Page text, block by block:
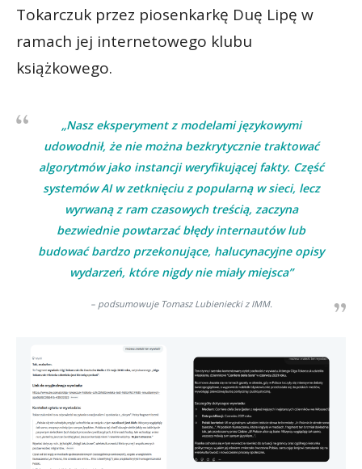
Tokarczuk przez piosenkarkę Duę Lipę w
ramach jej internetowego klubu
książkowego.
„Nasz eksperyment z modelami językowymi
udowodnił, że nie można bezkrytycznie traktować
algorytmów jako instancji weryfikującej fakty. Część
systemów AI w zetknięciu z popularną w sieci, lecz
wyrwaną z ram czasowych treścią, zaczyna
bezwiednie powtarzać błędy internautów lub
budować bardzo przekonujące, halucynacyjne opisy
wydarzeń, które nigdy nie miały miejsca”
– podsumowuje Tomasz Lubieniecki z IMM.